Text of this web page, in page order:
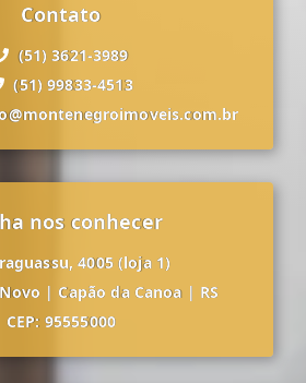
Contato
(51) 3621-3989
(51) 99833-4513
nos conhecer
4005 (loja 1)
| Capão da Canoa | RS
CEP: 95555000